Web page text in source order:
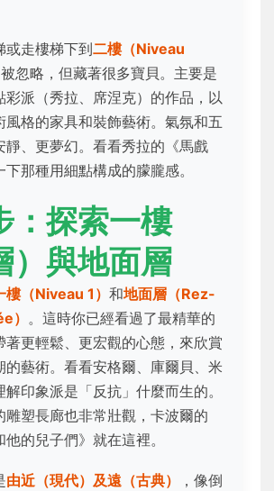
或走樓梯下到二樓（Niveau
忽略，但藏著很多寶貝。主要是
彩派（秀拉、席涅克）的作品，以
風格的家具和裝飾藝術。氣氛和五
靜、更夢幻。看看秀拉的《馬戲
那種用細點構成的朦朧感。
：探索一樓
）與地面層
樓（Niveau 1） 和地面層（Rez-
） 。這時你已經看過了最精華的
著更輕鬆、更宏觀的心態，來欣賞
的藝術。看看安格爾、庫爾貝、米
印象派是「反抗」什麼而生的。
雕塑長廊也非常壯觀，卡波爾的
他的兒子們》就在這裡。
由近（現代）及遠（古典）
，像倒